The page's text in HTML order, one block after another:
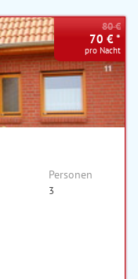
Personen
3
80 €
70 € *
pro Nacht